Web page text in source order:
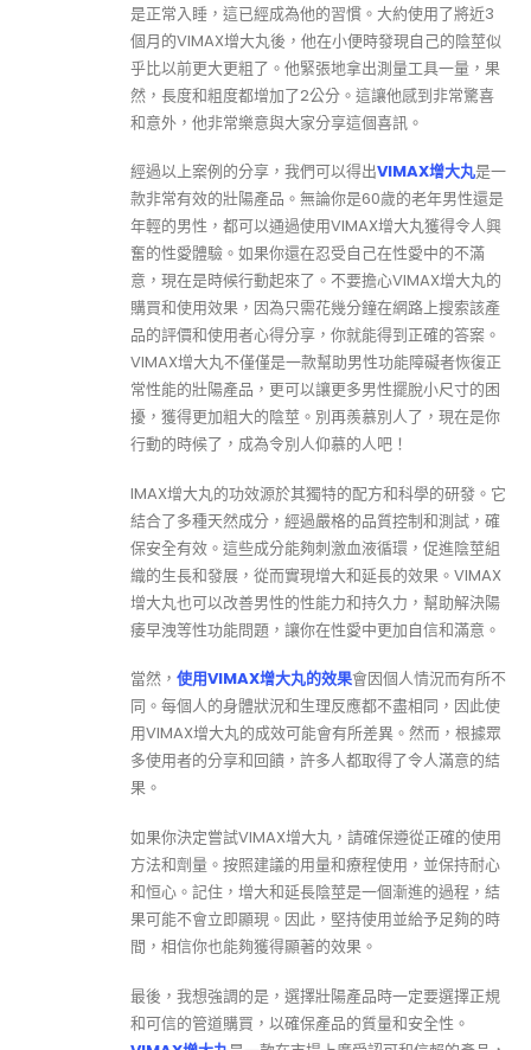
是正常入睡，這已經成為他的習慣。大約使用了將近3
個月的VIMAX增大丸後，他在小便時發現自己的陰莖似
乎比以前更大更粗了。他緊張地拿出測量工具一量，果
然，長度和粗度都增加了2公分。這讓他感到非常驚喜
和意外，他非常樂意與大家分享這個喜訊。
經過以上案例的分享，我們可以得出VIMAX增大丸是一
款非常有效的壯陽產品。無論你是60歲的老年男性還是
年輕的男性，都可以通過使用VIMAX增大丸獲得令人興
奮的性愛體驗。如果你還在忍受自己在性愛中的不滿
意，現在是時候行動起來了。不要擔心VIMAX增大丸的
購買和使用效果，因為只需花幾分鐘在網路上搜索該產
品的評價和使用者心得分享，你就能得到正確的答案。
VIMAX增大丸不僅僅是一款幫助男性功能障礙者恢復正
常性能的壯陽產品，更可以讓更多男性擺脫小尺寸的困
擾，獲得更加粗大的陰莖。別再羨慕別人了，現在是你
行動的時候了，成為令別人仰慕的人吧！
IMAX增大丸的功效源於其獨特的配方和科學的研發。它
結合了多種天然成分，經過嚴格的品質控制和測試，確
保安全有效。這些成分能夠刺激血液循環，促進陰莖組
織的生長和發展，從而實現增大和延長的效果。VIMAX
增大丸也可以改善男性的性能力和持久力，幫助解決陽
痿早洩等性功能問題，讓你在性愛中更加自信和滿意。
當然， 使用VIMAX增大丸的效果會因個人情況而有所不
同。每個人的身體狀況和生理反應都不盡相同，因此使
用VIMAX增大丸的成效可能會有所差異。然而，根據眾
多使用者的分享和回饋，許多人都取得了令人滿意的結
果。
如果你決定嘗試VIMAX增大丸，請確保遵從正確的使用
方法和劑量。按照建議的用量和療程使用，並保持耐心
和恒心。記住，增大和延長陰莖是一個漸進的過程，結
果可能不會立即顯現。因此，堅持使用並給予足夠的時
間，相信你也能夠獲得顯著的效果。
最後，我想強調的是，選擇壯陽產品時一定要選擇正規
和可信的管道購買，以確保產品的質量和安全性。